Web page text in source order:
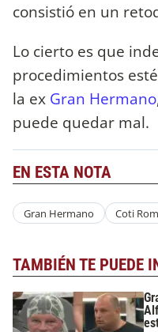
consistió en un
Lo cierto es que
procedimientos
la ex Gran Hermano
puede quedar mal.
EN ESTA NOTA
Gran Hermano Coti
TAMBIÉN TE PUEDE